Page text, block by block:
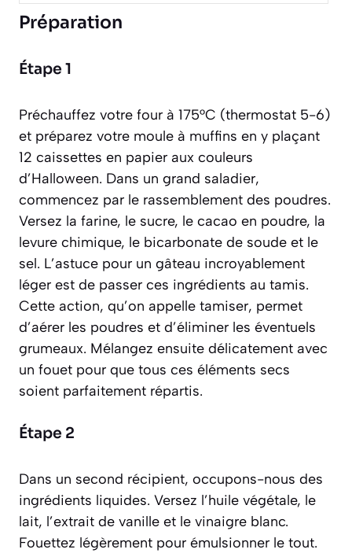
Préparation
Étape 1
Préchauffez votre four à 175°C (thermostat 5-6)
et préparez votre moule à muffins en y plaçant
12 caissettes en papier aux couleurs
d’Halloween. Dans un grand saladier,
commencez par le rassemblement des poudres.
Versez la farine, le sucre, le cacao en poudre, la
levure chimique, le bicarbonate de soude et le
sel. L’astuce pour un gâteau incroyablement
léger est de passer ces ingrédients au tamis.
Cette action, qu’on appelle tamiser, permet
d’aérer les poudres et d’éliminer les éventuels
grumeaux. Mélangez ensuite délicatement avec
un fouet pour que tous ces éléments secs
soient parfaitement répartis.
Étape 2
Dans un second récipient, occupons-nous des
ingrédients liquides. Versez l’huile végétale, le
lait, l’extrait de vanille et le vinaigre blanc.
Fouettez légèrement pour émulsionner le tout.